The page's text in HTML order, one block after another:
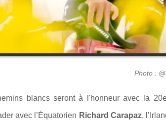
Photo :
blancs seront à l'honneur avec la
avec l’Équatorien Richard Carapaz,